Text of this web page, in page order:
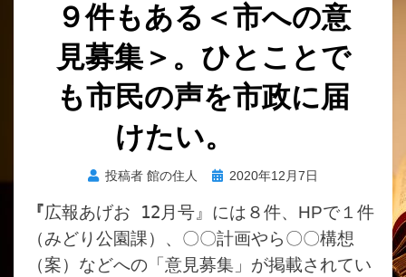
９件もある＜市への意
見募集＞。ひとことで
も市民の声を市政に届
けたい。
投稿者 館の住人
投
日:
2020年12月7日
『広報あげお 12月号』には８件、 HPで１件
（みどり公園課）、〇〇計画やら〇〇構想
（案）などへの「意見募集」が掲載されてい